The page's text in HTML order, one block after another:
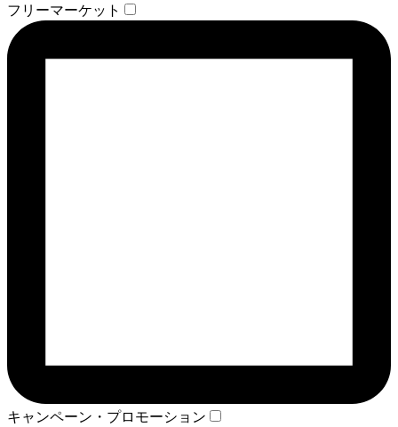
フリーマーケット
キャンペーン・プロモーション